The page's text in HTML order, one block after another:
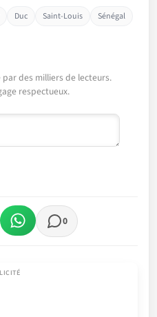
Duc Saint-Louis
Sénégal
des milliers de lecteurs.
respectueux.
0